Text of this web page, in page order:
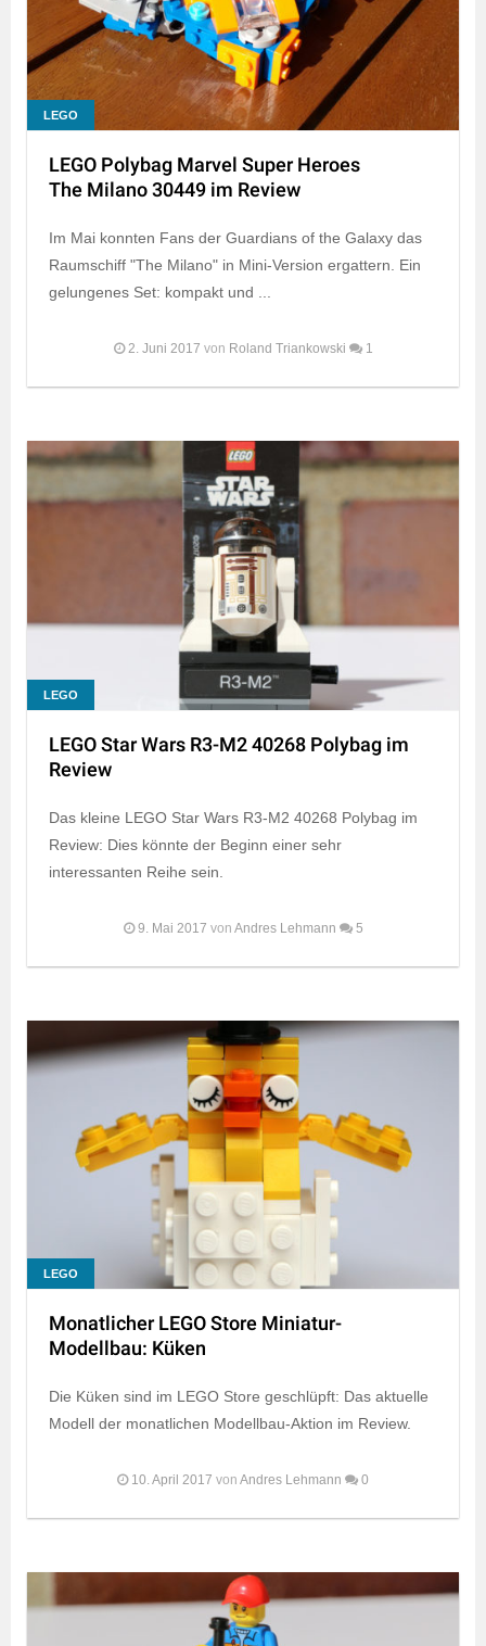
LEGO
LEGO Polybag Marvel Super Heroes
The Milano 30449 im Review
Im Mai konnten Fans der Guardians of the Galaxy das
Raumschiff "The Milano" in Mini-Version ergattern. Ein
gelungenes Set: kompakt und ...
2. Juni 2017 von Roland Triankowski 1
LEGO
LEGO Star Wars R3-M2 40268 Polybag im
Review
Das kleine LEGO Star Wars R3-M2 40268 Polybag im
Review: Dies könnte der Beginn einer sehr
interessanten Reihe sein.
9. Mai 2017 von Andres Lehmann 5
LEGO
Monatlicher LEGO Store Miniatur-
Modellbau: Küken
Die Küken sind im LEGO Store geschlüpft: Das aktuelle
Modell der monatlichen Modellbau-Aktion im Review.
10. April 2017 von Andres Lehmann 0